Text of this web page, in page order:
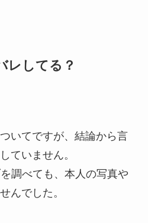
レしてる？
ていません。
調べても、本人の写真や
んでした。